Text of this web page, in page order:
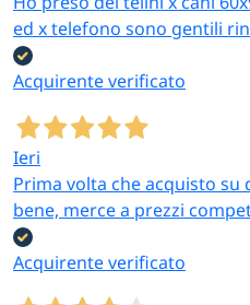
ed x telefono sono gentili
Acquirente verificato
Ieri
Prima volta che acquisto
bene, merce a prezzi
Acquirente verificato